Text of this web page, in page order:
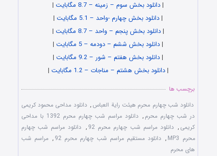
|دانلود بخش سوم – زمینه – 8.7 مگابایت
|
|دانلود بخش چهارم -واحد – 5.1 مگابایت
|
|دانلود بخش پنجم – واحد – 8.7 مگابایت
|
|دانلود بخش ششم – دودمه – 5 مگابایت
|
|دانلود بخش هفتم – شور – 9.2 مگابایت
|
|دانلود بخش هشتم – مناجات – 1.2 مگابایت |
برچسب ها
دانلود شب چهارم محرم هیئت رایة العباس , دانلود مداحی محمود کریمی
در شب چهارم محرم ,
دانلود مراسم شب چهارم محرم 1392 با مداحی
کریمی , دانلود مراسم شب چهارم محرم 92 , دانلود مراسم شب چهارم
محرم MP3
, دانلود مستقیم مراسم شب چهارم محرم 92 , مراسم شب
های محرم